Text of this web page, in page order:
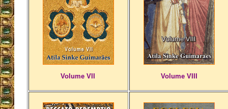
Volume VII Volume VIII